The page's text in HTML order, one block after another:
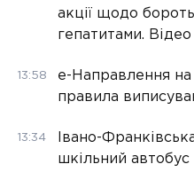
акції щодо
гепатитами. Відео
13:58
е-Направлення
правила
13:34
Івано-
шкільний